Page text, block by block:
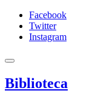
Facebook
Twitter
Instagram
Biblioteca